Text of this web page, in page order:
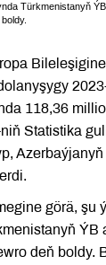
Türkmenistanyň
118,36
Statistika
Azerbaýjanyň
görä, şu
ÝB
deň boldy.